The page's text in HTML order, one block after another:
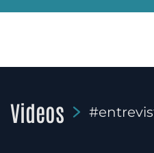
Videos